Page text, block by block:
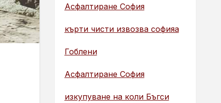
Асфалтиране София
кърти чисти извозва софияа
Гоблени
Асфалтиране София
изкупуване на коли Бъгси